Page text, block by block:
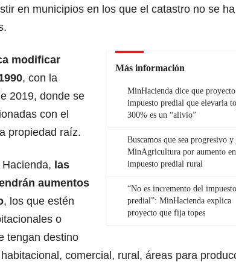
en municipios en los que el catastro no se ha
Más información
MinHacienda dice que
impuesto predial que elevaría
300% es un “alivio”
Buscamos que sea progresivo y
MinAgricultura por aumento en
impuesto predial rural
“No es incremento del impuesto
predial”: MinHacienda explica
proyecto que fija topes
modificar
, con la
2019, donde se
con el
propiedad raíz.
las
aumentos
, los que estén
o
tengan destino
comercial, rural, áreas para